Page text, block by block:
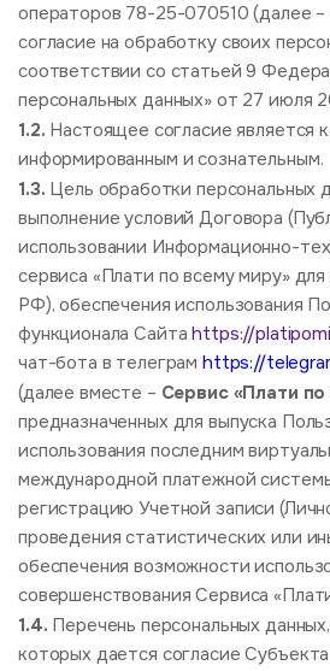
операторов 78-25-070510 (далее –
согласие на обработку своих
соответствии со статьей 9
персональных данных» от 27 июля
1.2. Настоящее согласие является
информированным и сознательным.
1.3. Цель обработки персональных
выполнение условий Договора
использовании Информационно-
сервиса «Плати по всему миру»
РФ), обеспечения использования
функционала Сайтаhttps://
чат-бота в телеграм https://
(далее вместе – Сервис «Плати
предназначенных для выпуска
использования последним
международной платежной
регистрацию Учетной записи
проведения статистических или
обеспечения возможности
совершенствования Сервиса
1.4. Перечень персональных
которых дается согласие